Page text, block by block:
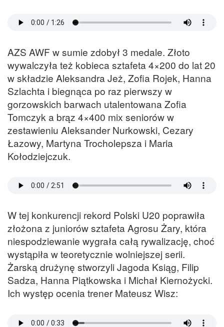
AZS AWF w sumie zdobył 3 medale. Złoto
wywalczyła też kobieca sztafeta 4×200 do lat 20
w składzie Aleksandra Jeż, Zofia Rojek, Hanna
Szlachta i biegnąca po raz pierwszy w
gorzowskich barwach utalentowana Zofia
Tomczyk a brąz 4×400 mix seniorów w
zestawieniu Aleksander Nurkowski, Cezary
Łazowy, Martyna Trocholepsza i Maria
Kołodziejczuk.
W tej konkurencji rekord Polski U20 poprawiła
złożona z juniorów sztafeta Agrosu Żary, która
niespodziewanie wygrała całą rywalizację, choć
wystąpiła w teoretycznie wolniejszej serii.
Żarską drużynę stworzyli Jagoda Ksiąg, Filip
Sadza, Hanna Piątkowska i Michał Kiernożycki.
Ich występ ocenia trener Mateusz Wisz: